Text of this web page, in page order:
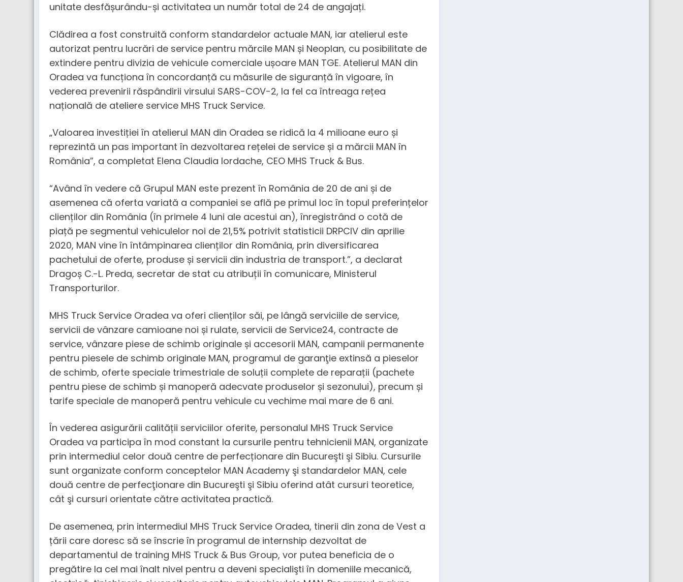
unitate desfășurându-și activitatea un număr total de 24 de angajați.
Clădirea a fost construită conform standardelor actuale MAN, iar atelierul este
autorizat pentru lucrări de service pentru mărcile MAN și Neoplan, cu posibilitate de
extindere pentru divizia de vehicule comerciale ușoare MAN TGE. Atelierul MAN din
Oradea va funcționa în concordanță cu măsurile de siguranță în vigoare, în
vederea prevenirii răspândirii virsului SARS-COV-2, la fel ca întreaga rețea
națională de ateliere service MHS Truck Service.
„Valoarea investiției în atelierul MAN din Oradea se ridică la 4 milioane euro și
reprezintă un pas important în dezvoltarea rețelei de service și a mărcii MAN în
România”, a completat Elena Claudia Iordache, CEO MHS Truck & Bus.
“Având în vedere că Grupul MAN este prezent în România de 20 de ani și de
asemenea că oferta variată a companiei se află pe primul loc în topul preferințelor
clienților din România (în primele 4 luni ale acestui an), înregistrând o cotă de
piață pe segmentul vehiculelor noi de 21,5% potrivit statisticii DRPCIV din aprilie
2020, MAN vine în întâmpinarea clienților din România, prin diversificarea
pachetului de oferte, produse și servicii din industria de transport.”, a declarat
Dragoș C.-L. Preda, secretar de stat cu atribuții în comunicare, Ministerul
Transporturilor.
MHS Truck Service Oradea va oferi clienților săi, pe lângă serviciile de service,
servicii de vânzare camioane noi și rulate, servicii de Service24, contracte de
service, vânzare piese de schimb originale și accesorii MAN, campanii permanente
pentru piesele de schimb originale MAN, programul de garanţie extinsă a pieselor
de schimb, oferte speciale trimestriale de soluții complete de reparații (pachete
pentru piese de schimb și manoperă adecvate produselor și sezonului), precum și
tarife speciale de manoperă pentru vehicule cu vechime mai mare de 6 ani.
În vederea asigurării calității serviciilor oferite, personalul MHS Truck Service
Oradea va participa în mod constant la cursurile pentru tehnicienii MAN, organizate
prin intermediul celor două centre de perfecționare din Bucureşti şi Sibiu. Cursurile
sunt organizate conform conceptelor MAN Academy şi standardelor MAN, cele
două centre de perfecţionare din Bucureşti şi Sibiu oferind atât cursuri teoretice,
cât şi cursuri orientate către activitatea practică.
De asemenea, prin intermediul MHS Truck Service Oradea, tinerii din zona de Vest a
țării care doresc să se înscrie în programul de internship dezvoltat de
departamentul de training MHS Truck & Bus Group, vor putea beneficia de o
pregătire la cel mai înalt nivel pentru a deveni specialişti în domeniile mecanică,